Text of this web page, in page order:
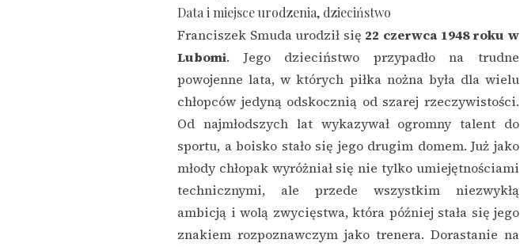
Data i miejsce urodzenia, dzieciństwo
Franciszek Smuda urodził się 22 czerwca 1948 roku w
Lubomi. Jego dzieciństwo przypadło na trudne
powojenne lata, w których piłka nożna była dla wielu
chłopców jedyną odskocznią od szarej rzeczywistości.
Od najmłodszych lat wykazywał ogromny talent do
sportu, a boisko stało się jego drugim domem. Już jako
młody chłopak wyróżniał się nie tylko umiejętnościami
technicznymi, ale przede wszystkim niezwykłą
ambicją i wolą zwycięstwa, która później stała się jego
znakiem rozpoznawczym jako trenera. Dorastanie na